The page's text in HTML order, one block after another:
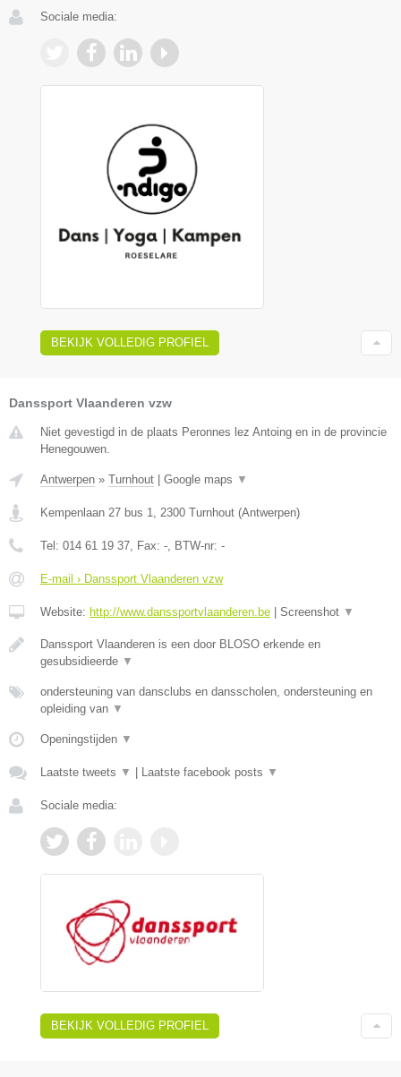
Sociale media:
BEKIJK VOLLEDIG PROFIEL
Danssport Vlaanderen vzw
Niet gevestigd in de plaats Peronnes lez Antoing en in de provincie
Henegouwen.
Antwerpen » Turnhout Google maps ▼
Kempenlaan 27 bus 1 2300 Turnhout (Antwerpen)
Tel: 014 61 19 37 , Fax: - , BTW-nr: -
E-mail › Danssport Vlaanderen vzw
Website: http://www.danssportvlaanderen.be Screenshot ▼
Danssport Vlaanderen is een door BLOSO erkende en
gesubsidieerde ▼
ondersteuning van dansclubs en dansscholen, ondersteuning en
opleiding van ▼
Openingstijden ▼
Laatste tweets ▼ Laatste facebook posts ▼
Sociale media:
BEKIJK VOLLEDIG PROFIEL